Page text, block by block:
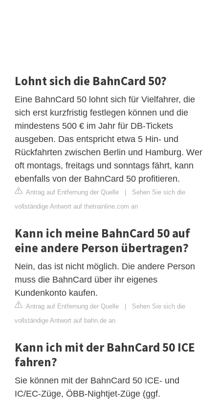
Lohnt sich die BahnCard 50?
Eine BahnCard 50 lohnt sich für Vielfahrer, die
sich erst kurzfristig festlegen können und die
mindestens 500 € im Jahr für DB-Tickets
ausgeben. Das entspricht etwa 5 Hin- und
Rückfahrten zwischen Berlin und Hamburg. Wer
oft montags, freitags und sonntags fährt, kann
ebenfalls von der BahnCard 50 profitieren.
Antrag auf Entfernung der Quelle | Sehen Sie sich die
vollständige Antwort auf thetrainline.com an
Kann ich meine BahnCard 50 auf
eine andere Person übertragen?
Nein, das ist nicht möglich. Die andere Person
muss die BahnCard über ihr eigenes
Kundenkonto kaufen.
Antrag auf Entfernung der Quelle | Sehen Sie sich die
vollständige Antwort auf bahn.de an
Kann ich mit der BahnCard 50 ICE
fahren?
Sie können mit der BahnCard 50 ICE- und
IC/EC-Züge, ÖBB-Nightjet-Züge (ggf.